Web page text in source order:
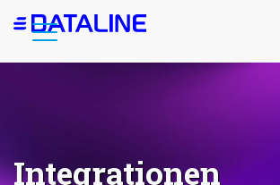
Direkt
zum
Integrationen